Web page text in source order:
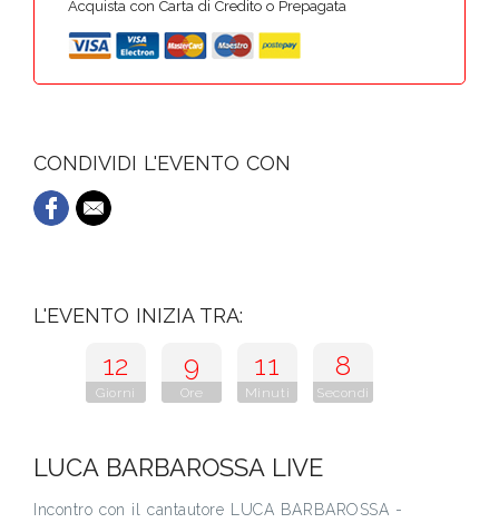
Acquista con Carta di Credito o Prepagata
CONDIVIDI L'EVENTO CON
L'EVENTO INIZIA TRA:
12
Giorni
9
Ore
11
Minuti
7
Secondi
LUCA BARBAROSSA LIVE
Incontro con il cantautore LUCA BARBAROSSA -